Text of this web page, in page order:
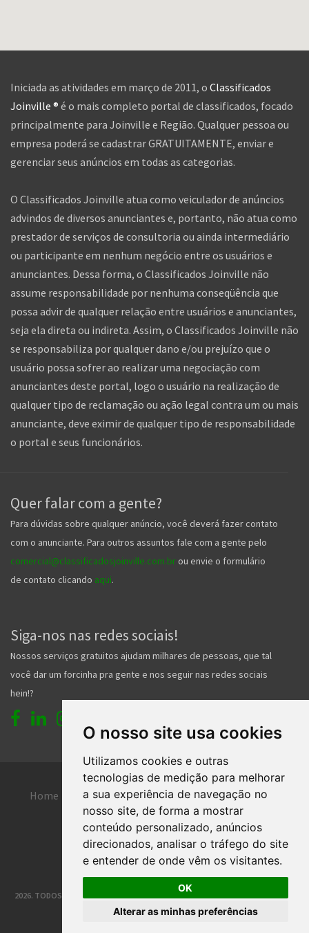
O nosso site usa cookies
Utilizamos cookies e outras
tecnologias de medição para melhorar
a sua experiência de navegação no
nosso site, de forma a mostrar
conteúdo personalizado, anúncios
direcionados, analisar o tráfego do site
e entender de onde vêm os visitantes.
OK
Alterar as minhas preferências
Iniciada as atividades em março de 2011, o Classificados
Joinville ® é o mais completo portal de classificados, focado
principalmente para Joinville e Região. Qualquer pessoa ou
empresa poderá se cadastrar GRATUITAMENTE, enviar e
gerenciar seus anúncios em todas as categorias.
O Classificados Joinville atua como veiculador de anúncios
advindos de diversos anunciantes e, portanto, não atua como
prestador de serviços de consultoria ou ainda intermediário
ou participante em nenhum negócio entre os usuários e
anunciantes. Dessa forma, o Classificados Joinville não
assume responsabilidade por nenhuma conseqüência que
possa advir de qualquer relação entre usuários e anunciantes,
seja ela direta ou indireta. Assim, o Classificados Joinville não
se responsabiliza por qualquer dano e/ou prejuízo que o
usuário possa sofrer ao realizar uma negociação com
anunciantes deste portal, logo o usuário na realização de
qualquer tipo de reclamação ou ação legal contra um ou mais
anunciante, deve eximir de qualquer tipo de responsabilidade
o portal e seus funcionários.
Quer falar com a gente?
Para dúvidas sobre qualquer anúncio, você deverá fazer contato
com o anunciante. Para outros assuntos fale com a gente pelo
comercial@classificadosjoinville.com.br ou envie o formulário
de contato clicando aqui.
Siga-nos nas redes sociais!
Nossos serviços gratuitos ajudam milhares de pessoas, que tal
você dar um forcinha pra gente e nos seguir nas redes sociais
hein!?
Home Entrar Faça seu cadastro
Contato Central de ajuda
Termos de uso Inserir anúncio grátis
2026. TODOS OS DIREITOS RESERVADOS. | DESENVOLVIMENTO E HOSPEDAGEM
CLASSIFICADOS JOINVILLE®